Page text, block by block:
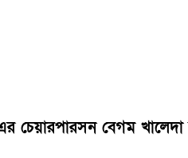
এর চেয়ারপারসন বেগম